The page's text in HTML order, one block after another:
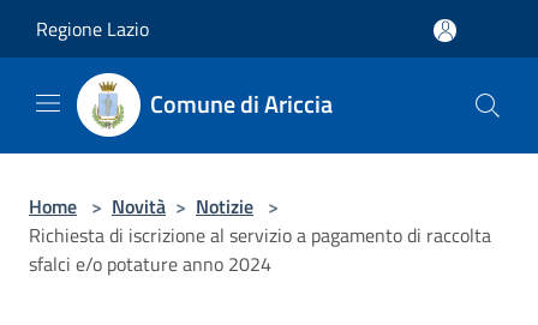
Regione Lazio
Comune di Ariccia
Home > Novità > Notizie >
Richiesta di iscrizione al servizio a pagamento di raccolta
sfalci e/o potature anno 2024